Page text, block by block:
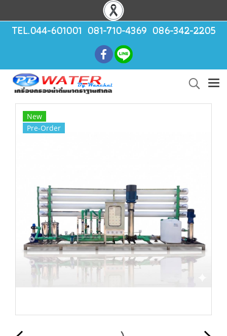
TEL.044-601001 081-710-4369 086-342-2205
New
Pre-Order